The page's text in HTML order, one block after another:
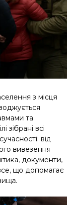
з місця
та
зібрані всі
від
вивезення
документи,
що допомагає